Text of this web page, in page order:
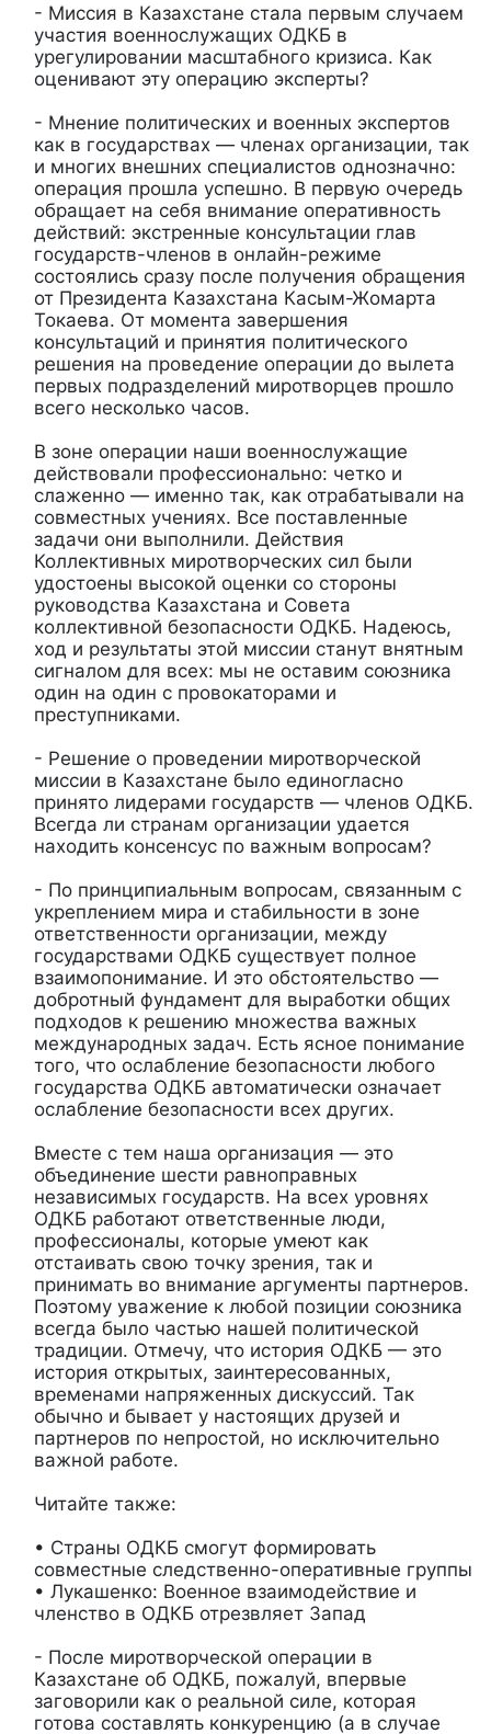
- Миссия в Казахстане стала первым случаем
участия военнослужащих ОДКБ в
урегулировании масштабного кризиса. Как
оценивают эту операцию эксперты?
- Мнение политических и военных экспертов
как в государствах — членах организации, так
и многих внешних специалистов однозначно:
операция прошла успешно. В первую очередь
обращает на себя внимание оперативность
действий: экстренные консультации глав
государств-членов в онлайн-режиме
состоялись сразу после получения обращения
от Президента Казахстана Касым-Жомарта
Токаева. От момента завершения
консультаций и принятия политического
решения на проведение операции до вылета
первых подразделений миротворцев прошло
всего несколько часов.
В зоне операции наши военнослужащие
действовали профессионально: четко и
слаженно — именно так, как отрабатывали на
совместных учениях. Все поставленные
задачи они выполнили. Действия
Коллективных миротворческих сил были
удостоены высокой оценки со стороны
руководства Казахстана и Совета
коллективной безопасности ОДКБ. Надеюсь,
ход и результаты этой миссии станут внятным
сигналом для всех: мы не оставим союзника
один на один с провокаторами и
преступниками.
- Решение о проведении миротворческой
миссии в Казахстане было единогласно
принято лидерами государств — членов ОДКБ.
Всегда ли странам организации удается
находить консенсус по важным вопросам?
- По принципиальным вопросам, связанным с
укреплением мира и стабильности в зоне
ответственности организации, между
государствами ОДКБ существует полное
взаимопонимание. И это обстоятельство —
добротный фундамент для выработки общих
подходов к решению множества важных
международных задач. Есть ясное понимание
того, что ослабление безопасности любого
государства ОДКБ автоматически означает
ослабление безопасности всех других.
Вместе с тем наша организация — это
объединение шести равноправных
независимых государств. На всех уровнях
ОДКБ работают ответственные люди,
профессионалы, которые умеют как
отстаивать свою точку зрения, так и
принимать во внимание аргументы партнеров.
Поэтому уважение к любой позиции союзника
всегда было частью нашей политической
традиции. Отмечу, что история ОДКБ — это
история открытых, заинтересованных,
временами напряженных дискуссий. Так
обычно и бывает у настоящих друзей и
партнеров по непростой, но исключительно
важной работе.
Читайте также:
• Страны ОДКБ смогут формировать
совместные следственно-оперативные группы
• Лукашенко: Военное взаимодействие и
членство в ОДКБ отрезвляет Запад
- После миротворческой операции в
Казахстане об ОДКБ, пожалуй, впервые
заговорили как о реальной силе, которая
готова составлять конкуренцию (а в случае